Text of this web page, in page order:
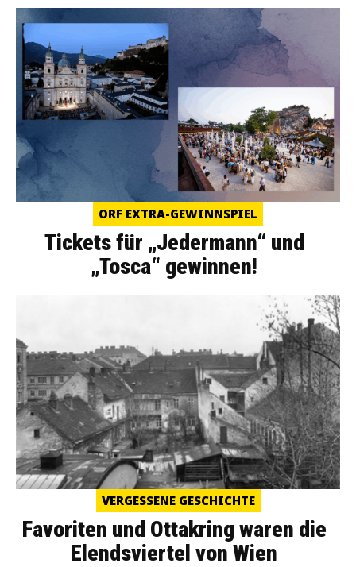
ORF EXTRA-GEWINNSPIEL
Tickets für „Jedermann“ und
„Tosca“ gewinnen!
VERGESSENE GESCHICHTE
Favoriten und Ottakring waren die
Elendsviertel von Wien